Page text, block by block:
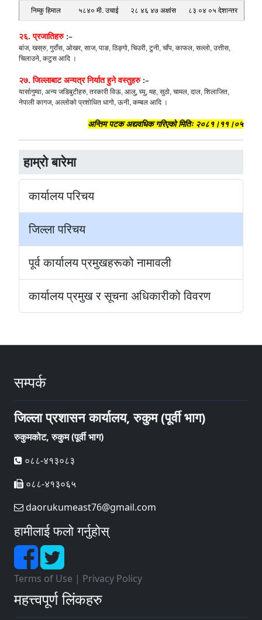
हाम्रो बारेमा
कार्यालय परिचय
जिल्ला परिचय
पूर्व कार्यालय प्रमुखहरूको नामावली
कार्यालय प्रमुख र सूचना अधिकारीको विवरण
निम्कु हिमाल ५८४० मी. उचाई २८ ४६ ४७ अक्षांस ८३ ०४ ०५ देशान्तर
२६. प्रजातिहरु :–
बांज, खस्रु, गुराँस, ओखर, साज, पाङ, ठिङ्गो, चिउरी, टुनी, चाँप, काफल, सल्लो, उत्तीस,
चिलाउने, कटुस आदि ।
२७. जिल्लाबाट अन्यत्र निर्यात हुने वस्तुहरु :–
यार्सागुम्वा, अन्य जडिबुटीहरु, तरकारी विऊ, आलु, घ्यु, मह, सुठो, चामल, दाल, शिलाजित,
नेपाली कागज, अल्लोको प्रशोधित धागो, ऊनी, कम्बल आदि ।
अन्तिम पटक अद्यवधिक गरिएकाे मितिः २०८१।११।०५
सम्पर्क
जिल्ला प्रशासन कार्यालय, रुकुम (पूर्वी भाग)
रुकुमकोट, रुकुम (पूर्वी भाग)
०८८-४१३०८३
०८८-४१३०६५
daorukumeast76@gmail.com
हामीलाई फलो गर्नुहोस्
Terms of Use | Privacy Policy
महत्त्वपूर्ण लिंकहरु